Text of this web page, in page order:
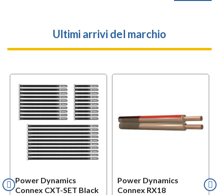
Ultimi arrivi del marchio
Power Dynamics
Connex CXT-SET Black
Power Dynamics
Connex RX18